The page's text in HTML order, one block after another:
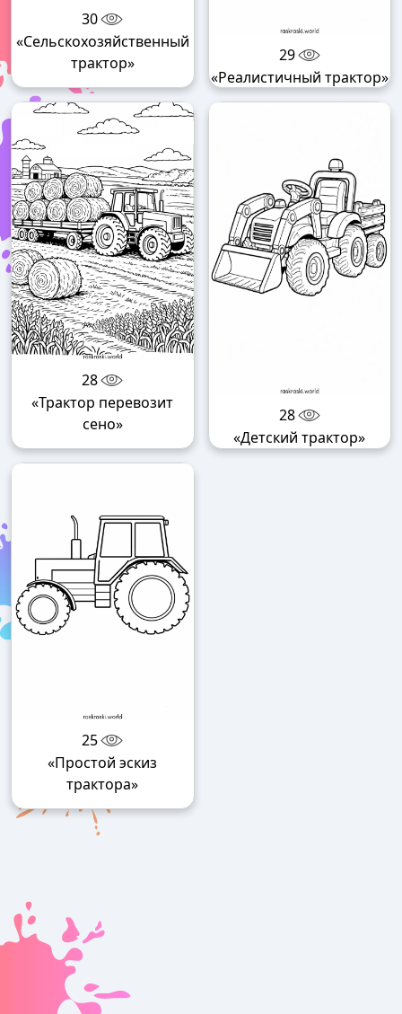
30
«Сельскохозяйственный
трактор»
29
«Реалистичный трактор»
28
«Трактор перевозит
сено»
28
«Детский трактор»
25
«Простой эскиз
трактора»